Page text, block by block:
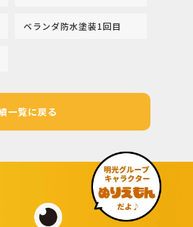
ベランダ防水塗装1回目
一覧に戻る